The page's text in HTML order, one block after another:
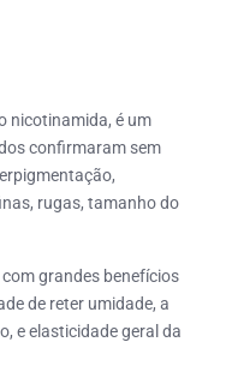
nicotinamida, é um
confirmaram sem
rugas, tamanho do
grandes benefícios
de reter umidade, a
e elasticidade geral da